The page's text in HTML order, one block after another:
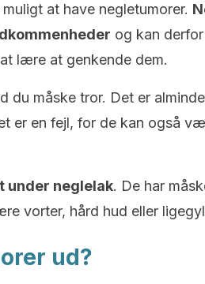
at have negletumorer.
og kan
lære at genkende dem.
du måske tror. Det er
er en fejl, for de kan også
under neglelak. De har
vorter, hård hud eller
ud?